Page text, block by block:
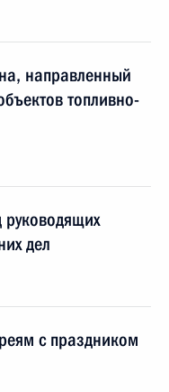
направленный
топливно-
руководящих
дел
с праздником